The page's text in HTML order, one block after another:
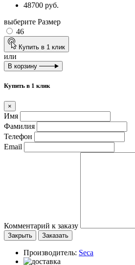
48700 руб.
выберите Размер
46
Купить в 1 клик
или
В корзину
Купить в 1 клик
×
Имя
Фамилия
Телефон
Email
Комментарий к заказу
Закрыть Заказать
Производитель: Seca